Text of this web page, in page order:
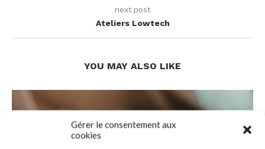
Gérer le consentement aux
cookies
next post
Ateliers Lowtech
YOU MAY ALSO LIKE